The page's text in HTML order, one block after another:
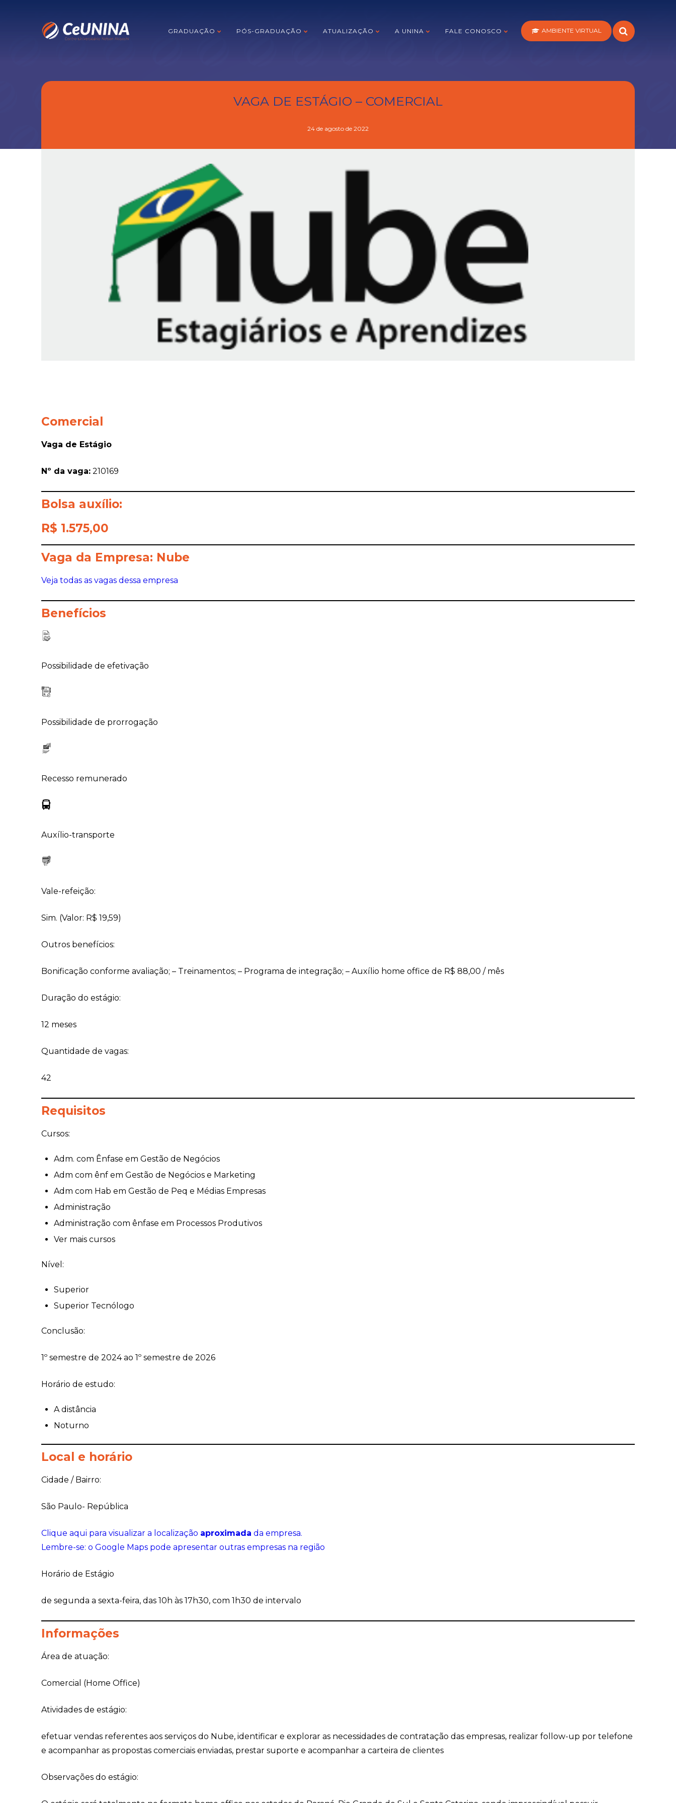
GRADUAÇÃO PÓS-GRADUAÇÃO ATUALIZAÇÃO A UNINA FALE CONOSCO AMBIENTE VIRTUAL
VAGA DE ESTÁGIO – COMERCIAL
24 de agosto de 2022
Comercial
Vaga de Estágio
Nº da vaga: 210169
Bolsa auxílio:
R$ 1.575,00
Vaga da Empresa: Nube
Veja todas as vagas dessa empresa
Benefícios
Possibilidade de efetivação
Possibilidade de prorrogação
Recesso remunerado
Auxílio-transporte
Vale-refeição:
Sim. (Valor: R$ 19,59)
Outros benefícios:
Bonificação conforme avaliação; – Treinamentos; – Programa de integração; – Auxílio home office de R$ 88,00 / mês
Duração do estágio:
12 meses
Quantidade de vagas:
42
Requisitos
Cursos:
Adm. com Ênfase em Gestão de Negócios
Adm com ênf em Gestão de Negócios e Marketing
Adm com Hab em Gestão de Peq e Médias Empresas
Administração
Administração com ênfase em Processos Produtivos
Ver mais cursos
Nível:
Superior
Superior Tecnólogo
Conclusão:
1º semestre de 2024 ao 1º semestre de 2026
Horário de estudo:
A distância
Noturno
Local e horário
Cidade / Bairro:
São Paulo- República
Clique aqui para visualizar a localização aproximada da empresa.
Lembre-se: o Google Maps pode apresentar outras empresas na região
Horário de Estágio
de segunda a sexta-feira, das 10h às 17h30, com 1h30 de intervalo
Informações
Área de atuação:
Comercial (Home Office)
Atividades de estágio:
efetuar vendas referentes aos serviços do Nube, identificar e explorar as necessidades de contratação das empresas, realizar follow-up por telefone
e acompanhar as propostas comerciais enviadas, prestar suporte e acompanhar a carteira de clientes
Observações do estágio: